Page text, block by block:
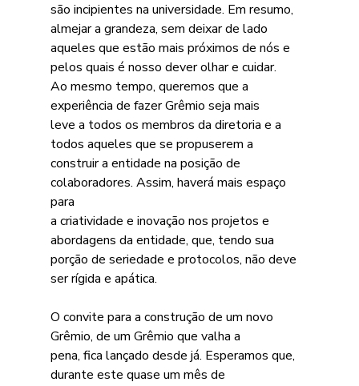
são incipientes na universidade. Em resumo,
almejar a grandeza, sem deixar de lado
aqueles que estão mais próximos de nós e
pelos quais é nosso dever olhar e cuidar.
Ao mesmo tempo, queremos que a
experiência de fazer Grêmio seja mais
leve a todos os membros da diretoria e a
todos aqueles que se propuserem a
construir a entidade na posição de
colaboradores. Assim, haverá mais espaço
para
a criatividade e inovação nos projetos e
abordagens da entidade, que, tendo sua
porção de seriedade e protocolos, não deve
ser rígida e apática.
O convite para a construção de um novo
Grêmio, de um Grêmio que valha a
pena, fica lançado desde já. Esperamos que,
durante este quase um mês de